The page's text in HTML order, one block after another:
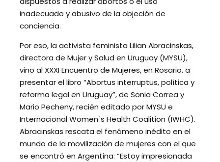
inadecuado y abusivo de la objeción de
conciencia.
Por eso, la activista feminista Lilian Abracinskas,
directora de Mujer y Salud en Uruguay (MYSU),
vino al XXXI Encuentro de Mujeres, en Rosario, a
presentar el libro “Abortus interruptus, política y
reforma legal en Uruguay”, de Sonia Correa y
Mario Pecheny, recién editado por MYSU e
Internacional Women´s Health Coalition (IWHC).
Abracinskas rescata el fenómeno inédito en el
mundo de la movilización de mujeres con el que
se encontró en Argentina: “Estoy impresionada